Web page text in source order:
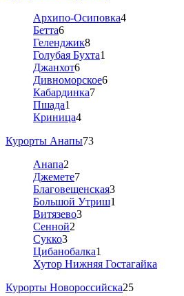
Архипо-Осиповка4
Бетта6
Геленджик8
Голубая Бухта1
Джанхот6
Дивноморское6
Кабардинка7
Пшада1
Криница4
Курорты Анапы73
Анапа2
Джемете7
Благовещенская3
Большой Утриш1
Витязево3
Сенной2
Сукко3
Цибанобалка1
Хутор Нижняя Гостагайка
Курорты Новороссийска25